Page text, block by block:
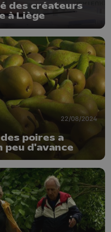
des créateurs
à Liège
22/08/2024
poires a
peu d'avance